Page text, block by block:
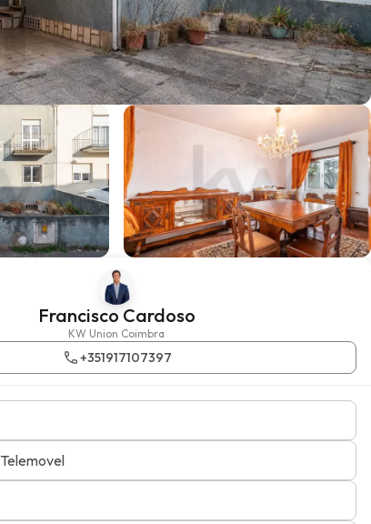
Francisco Cardoso
KW Union Coimbra
+351917107397
Telemovel